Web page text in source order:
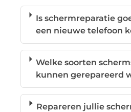
Is schermreparatie
een nieuwe telefoon
Welke soorten
kunnen gerepareerd
Repareren jullie